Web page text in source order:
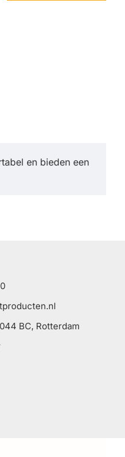
en bieden een
BC, Rotterdam